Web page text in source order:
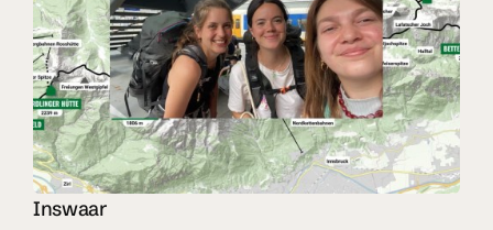
Inswaar